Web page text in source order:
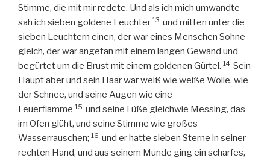
Stimme, die mit mir redete. Und als ich mich umwandte
sah ich sieben goldene Leuchter 13 und mitten unter die
sieben Leuchtern einen, der war eines Menschen Sohne
gleich, der war angetan mit einem langen Gewand und
begürtet um die Brust mit einem goldenen Gürtel. 14 Sein
Haupt aber und sein Haar war weiß wie weiße Wolle, wie
der Schnee, und seine Augen wie eine
Feuerflamme 15 und seine Füße gleichwie Messing, das
im Ofen glüht, und seine Stimme wie großes
Wasserrauschen; 16 und er hatte sieben Sterne in seiner
rechten Hand, und aus seinem Munde ging ein scharfes,